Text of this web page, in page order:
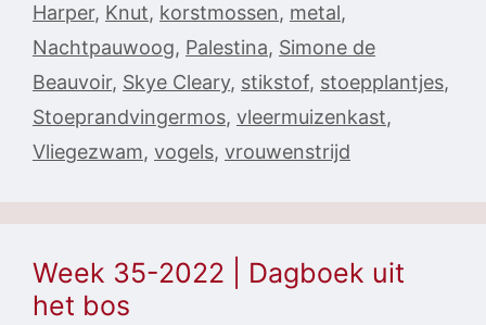
Harper, Knut, korstmossen, metal,
Nachtpauwoog, Palestina, Simone de
Beauvoir, Skye Cleary, stikstof, stoepplantjes,
Stoeprandvingermos, vleermuizenkast,
Vliegezwam, vogels, vrouwenstrijd
Week 35-2022 | Dagboek uit
het bos